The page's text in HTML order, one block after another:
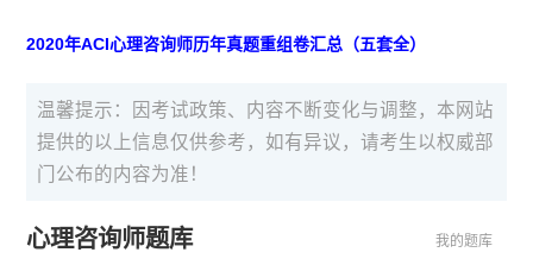
2020年ACI心理咨询师历年真题重组卷汇总（五套全）
温馨提示：因考试政策、内容不断变化与调整，本网站
提供的以上信息仅供参考，如有异议，请考生以权威部
门公布的内容为准！
心理咨询师题库 我的题库